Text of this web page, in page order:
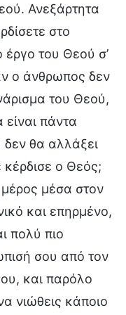
Ανεξάρτητα
στο
του Θεού σ’
ο άνθρωπος δεν
του Θεού,
είναι πάντα
δεν θα αλλάξει
κέρδισε ο Θεός;
μέσα στον
και επηρμένο,
πολύ πιο
σου από τον
και παρόλο
νιώθεις κάποιο